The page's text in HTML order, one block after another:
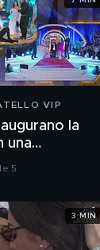
VIP
la
una
5
3 MIN